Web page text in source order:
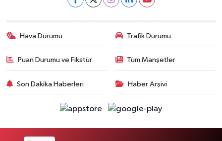
Hava Durumu Trafik Durumu
Puan Durumu ve Fikstür Tüm Manşetler
Son Dakika Haberleri Haber Arşivi